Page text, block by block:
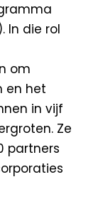
In die rol
om
en het
in vijf
Ze
partners